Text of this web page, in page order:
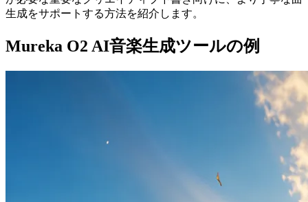
生成をサポートする方法を紹介します。
Mureka O2 AI音楽生成ツールの例